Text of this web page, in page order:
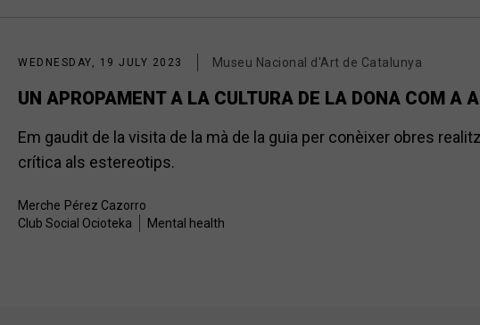
WEDNESDAY, 19 JULY 2023 Museu Nacional d'Art de Catalunya
UN APROPAMENT A LA CULTURA DE LA DONA COM A
Em gaudit de la visita de la mà de la guia per conèixer obres
crítica als estereotips.
Merche Pérez Cazorro
Club Social Ocioteka
Mental health